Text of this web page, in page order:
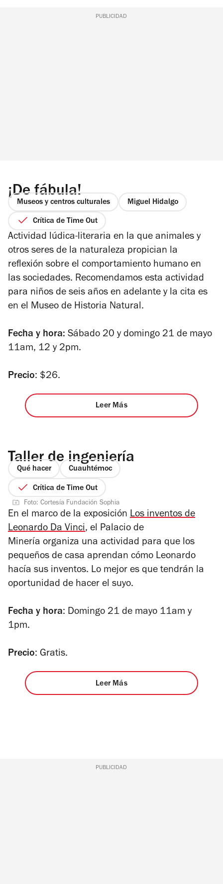
PUBLICIDAD
¡De fábula!
Museos y centros culturales Miguel Hidalgo
Crítica de Time Out
Actividad lúdica-literaria en la que animales y
otros seres de la naturaleza propician la
reflexión sobre el comportamiento humano en
las sociedades. Recomendamos esta actividad
para niños de seis años en adelante y la cita es
en el Museo de Historia Natural.
Fecha y hora: Sábado 20 y domingo 21 de mayo
11am, 12 y 2pm.
Precio: $26.
Leer Más
Taller de ingeniería
Qué hacer Cuauhtémoc
Crítica de Time Out
Foto: Cortesía Fundación Sophia
En el marco de la exposición Los inventos de
Leonardo Da Vinci, el Palacio de
Minería organiza una actividad para que los
pequeños de casa aprendan cómo Leonardo
hacía sus inventos. Lo mejor es que tendrán la
oportunidad de hacer el suyo.
Fecha y hora: Domingo 21 de mayo 11am y
1pm.
Precio: Gratis.
Leer Más
PUBLICIDAD